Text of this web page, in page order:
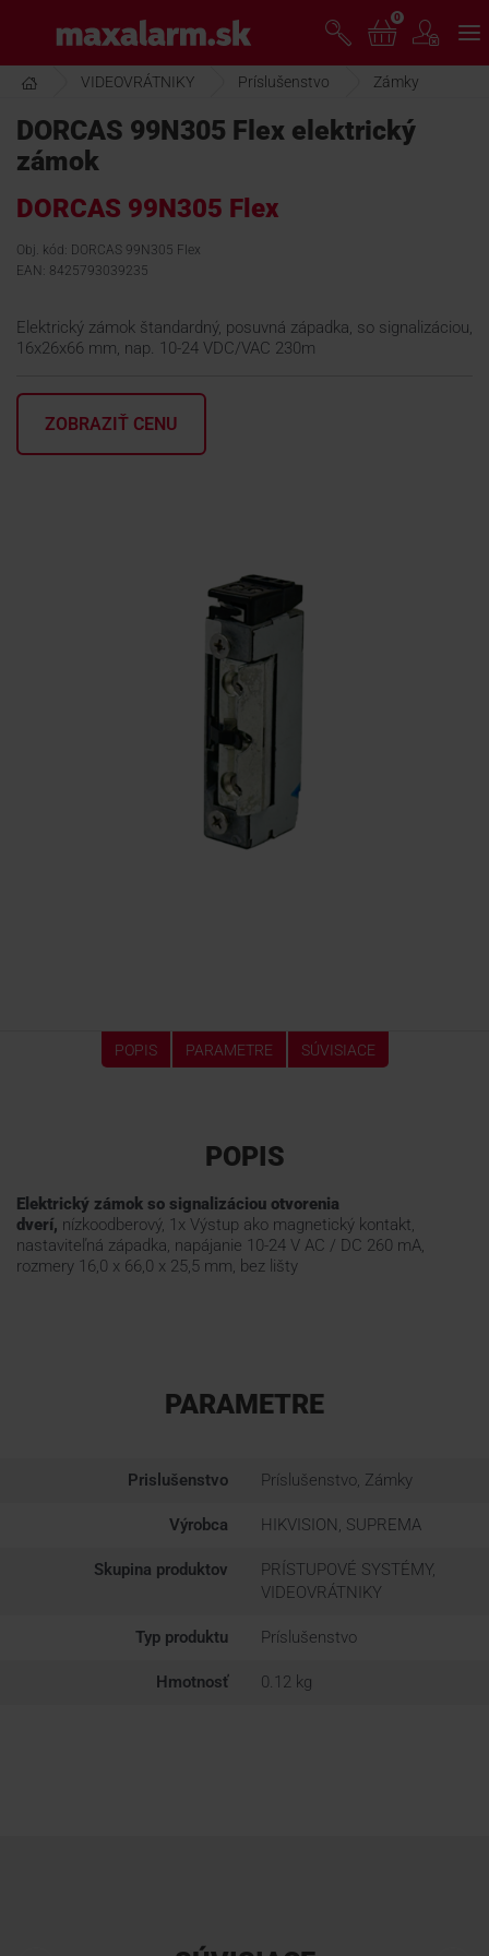
hlavnému
obsahu
www.maxalarm.sk
AKCIA MESIACA
PRODUKTY
SPOLOČNOSŤ
ŠKOLENIE
PODPORA
0
VIDEOVRÁTNIKY Príslušenstvo Zámky
DORCAS 99N305 Flex elektrický
zámok
DORCAS 99N305 Flex
Obj. kód: DORCAS 99N305 Flex
EAN: 8425793039235
Elektrický zámok štandardný, posuvná západka, so signalizáciou,
16x26x66 mm, nap. 10-24 VDC/VAC 230m
ZOBRAZIŤ CENU
POPIS PARAMETRE SÚVISIACE
POPIS
Elektrický zámok so signalizáciou otvorenia
dverí, nízkoodberový, 1x Výstup ako magnetický kontakt,
nastaviteľná západka, napájanie 10-24 V AC / DC 260 mA,
rozmery 16,0 x 66,0 x 25,5 mm, bez lišty
PARAMETRE
Prislušenstvo Príslušenstvo, Zámky
Výrobca HIKVISION, SUPREMA
Skupina produktov
PRÍSTUPOVÉ SYSTÉMY,
VIDEOVRÁTNIKY
Typ produktu Príslušenstvo
Hmotnosť 0.12 kg